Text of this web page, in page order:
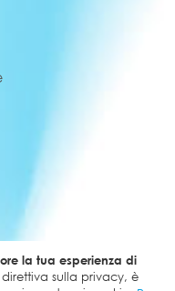
la tua esperienza di
sulla privacy, è